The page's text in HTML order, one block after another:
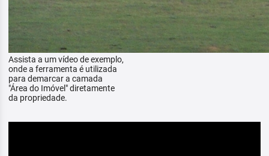
Assista a um vídeo de exemplo,
onde a ferramenta é utilizada
para demarcar a camada
"Área do Imóvel" diretamente
da propriedade.